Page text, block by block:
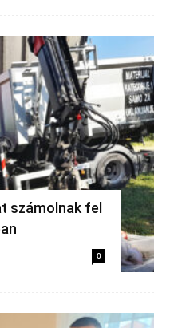
számolnak fel
0